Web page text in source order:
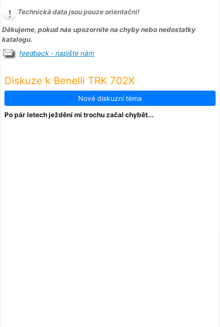
Technická data jsou pouze orientační!
Děkujeme, pokud nás upozorníte na chyby nebo nedostatky
katalogu.
feedback - napište nám
Diskuze k Benelli TRK 702X
Nové diskuzní téma
Po pár letech ježdění mi trochu začal chybět...